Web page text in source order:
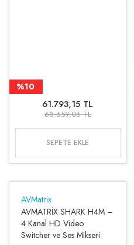
%10
61.793,15 TL
68.659,06 TL
SEPETE EKLE
AVMatrix
AVMATRİX SHARK H4M –
4 Kanal HD Video
Switcher ve Ses Mikseri